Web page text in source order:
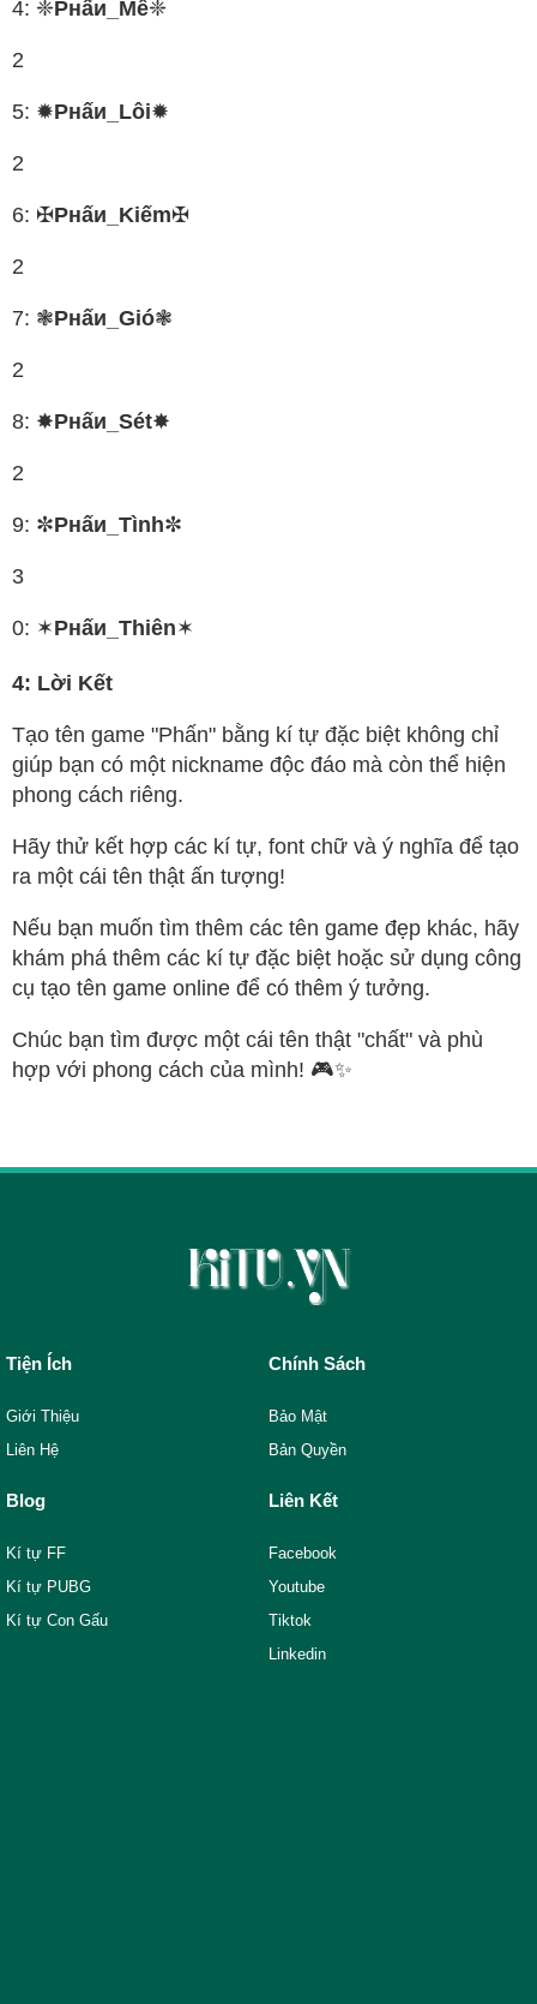
4: ❈Pнấи_Mê❈
2
5: ✹Pнấи_Lôi✹
2
6: ✠Pнấи_Kiếm✠
2
7: ❃Pнấи_Gió❃
2
8: ✸Pнấи_Sét✸
2
9: ✼Pнấи_Tình✼
3
0: ✶Pнấи_Thiên✶
4: Lời Kết
Tạo tên game "Phấn" bằng kí tự đặc biệt không chỉ
giúp bạn có một nickname độc đáo mà còn thể hiện
phong cách riêng.
Hãy thử kết hợp các kí tự, font chữ và ý nghĩa để tạo
ra một cái tên thật ấn tượng!
Nếu bạn muốn tìm thêm các tên game đẹp khác, hãy
khám phá thêm các kí tự đặc biệt hoặc sử dụng công
cụ tạo tên game online để có thêm ý tưởng.
Chúc bạn tìm được một cái tên thật "chất" và phù
hợp với phong cách của mình! 🎮✨
Tiện Ích
Giới Thiệu
Liên Hệ
Chính Sách
Bảo Mật
Bản Quyền
Blog
Kí tự FF
Kí tự PUBG
Kí tự Con Gấu
Liên Kết
Facebook
Youtube
Tiktok
Linkedin